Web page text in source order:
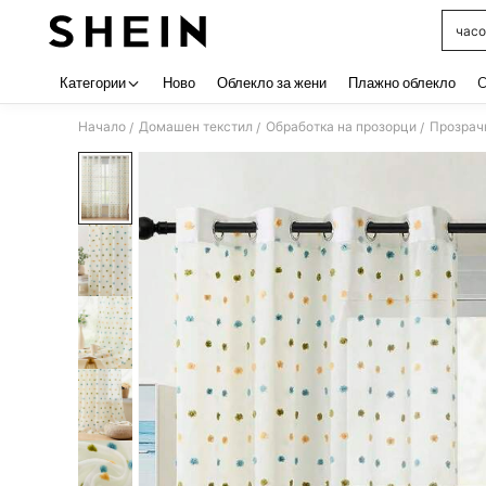
Категории Ново Облекло за жени Плажно облекло
Начало / Домашен текстил / Обработка на прозорци /